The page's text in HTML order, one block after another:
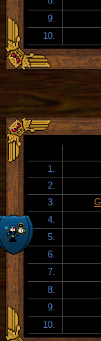
9.
10.
1.
2.
3.
4.
5.
6.
7.
8.
9.
10.